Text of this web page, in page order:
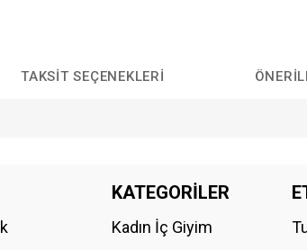
TAKSIT SEÇENEKLERI
Bu ürüne ilk yorumu siz yapın!
KATEGORİLER
Kadın İç Giyim